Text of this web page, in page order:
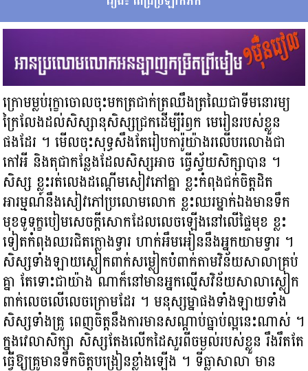
ក្រោមម្លប់រុក្ខាចោលចុះមកត្រជាក់ត្រឈឹងត្រឈៃជាទីមនោរម្យ
ក្រៃលែងដល់សិស្សានុសិស្សជ្រកដើម្បីរំឭក មេរៀនរបស់ខ្លួន
ផងដែរ ។ មើលចុះសុទ្ធសឹងតែរៀបការ៉ូយ៉ាងរលើបរលោងជា
កៅអី និងតុជាកន្លែងដែលសិស្សអាច ធ្វើស្វ័យសិក្សាបាន ។
សិស្ស ខ្លះរត់លេងដណ្ដើមសៀវភៅគ្នា ខ្លះកំពុងជក់ចិត្តដិត
អារម្មណ៍នឹងសៀវភៅប្រលោមលោក ខ្លះឈរម្នាក់ឯងមានទឹក
មុខទូទុក្ខបៀមសេចក្ដីសោកដែលលេចឡើងនៅលើផ្ទៃមុខ ខ្លះ
ទៀតកំពុងឈរជិតក្លោងទ្វារ ហាក់អឹមអៀននឹងអ្នកយាមទ្វារ ។
សិស្សទាំងឡាយស្លៀកពាក់សម្លៀកបំពាក់តាមវិន័យសាលាគ្រប់
គ្នា តែទោះជាយ៉ាង ណាក៏នៅមានអ្នកល្មើសវិន័យសាលាស្លៀក
ពាក់លេចលើលេចក្រោមដែរ ។ មនុស្សម្នាផងទាំងឡាយទាំង
សិស្សទាំងគ្រូ ពេញចិត្តនឹងការមានសណ្ដាប់ធ្នាប់ល្អនេះណាស់ ។
ក្នុងវេលាសិក្សា សិស្សតែងលើកដៃសួរពីចម្ងល់របស់ខ្លួន រឹងរឹតតែ
ធ្វើឱ្យគ្រូមានទឹកចិត្តបង្រៀនខ្លាំងឡើង ។ ទីធ្លាសាលា មាន